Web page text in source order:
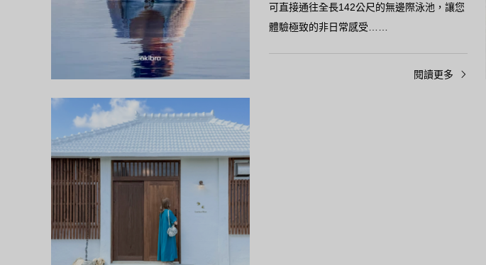
可直接通往全長142公尺的無邊際泳池，讓您
體驗極致的非日常感受……
閱讀更多